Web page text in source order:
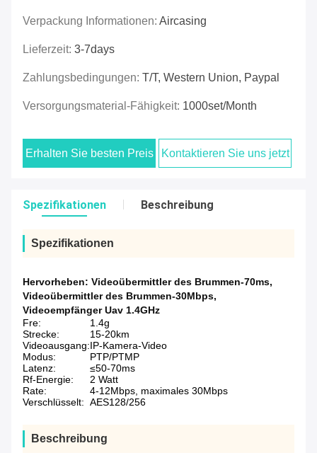
Verpackung Informationen: Aircasing
Lieferzeit: 3-7days
Zahlungsbedingungen: T/T, Western Union, Paypal
Versorgungsmaterial-Fähigkeit: 1000set/Month
Erhalten Sie besten Preis Kontaktieren Sie uns jetzt
Spezifikationen Beschreibung
Spezifikationen
Hervorheben: Videoübermittler des Brummen-70ms,
Videoübermittler des Brummen-30Mbps,
Videoempfänger Uav 1.4GHz
Fre:
1.4g
Strecke:
15-20km
Videoausgang:IP-Kamera-Video
Modus:
PTP/PTMP
Latenz:
≤50-70ms
Rf-Energie:
2 Watt
Rate:
4-12Mbps, maximales 30Mbps
Verschlüsselt: AES128/256
Beschreibung